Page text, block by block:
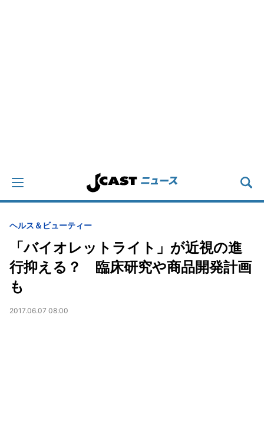
ヘルス＆ビューティー
「バイオレットライト」が近視の進
行抑える？ 臨床研究や商品開発計画
も
2017.06.07 08:00